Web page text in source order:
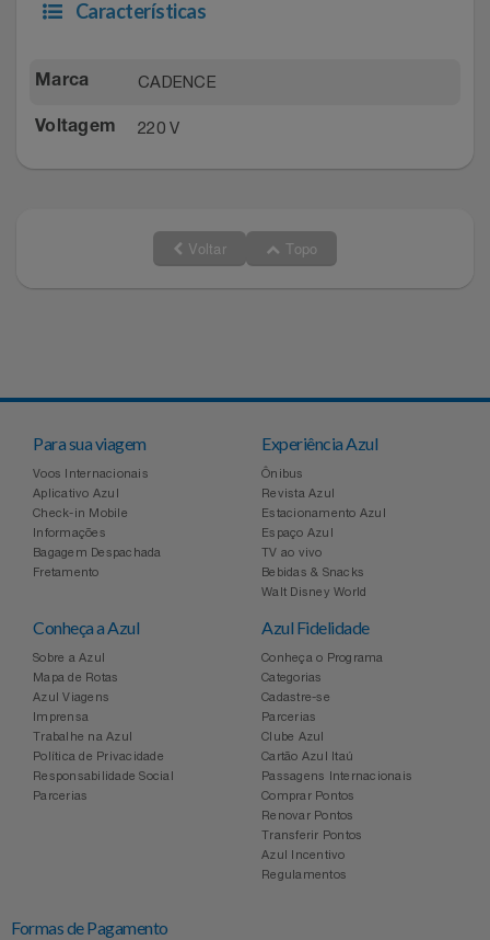
Óculos
Papelaria
Perfumaria
Perfumes
Relógios
Saúde E Bem-Estar
TV
Utilidades Industriais
Vestuário
Natura
Oster
Portal Das Malas
Renner
Stanley Pmi
The Bar
Top Store
Tramontina
Três Corações
Weconnect
Características
Marca CADENCE
Voltagem 220 V
Voltar Topo
Para sua viagem
Voos Internacionais
Aplicativo Azul
Check-in Mobile
Informações
Bagagem Despachada
Fretamento
Experiência Azul
Ônibus
Revista Azul
Estacionamento Azul
Espaço Azul
TV ao vivo
Bebidas & Snacks
Walt Disney World
Conheça a Azul
Sobre a Azul
Mapa de Rotas
Azul Viagens
Imprensa
Trabalhe na Azul
Política de Privacidade
Responsabilidade Social
Parcerias
Azul Fidelidade
Conheça o Programa
Categorias
Cadastre-se
Parcerias
Clube Azul
Cartão Azul Itaú
Passagens Internacionais
Comprar Pontos
Renovar Pontos
Transferir Pontos
Azul Incentivo
Regulamentos
Formas de Pagamento